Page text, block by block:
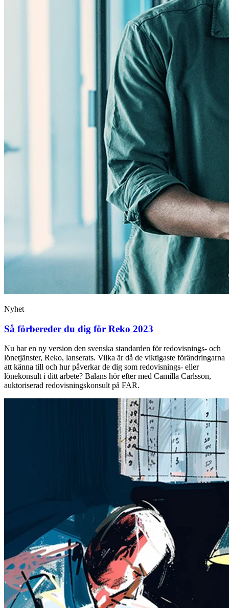
Nyhet
Så förbereder du dig för Reko 2023
Nu har en ny version den svenska standarden för redovisnings- och
lönetjänster, Reko, lanserats. Vilka är då de viktigaste förändringarna
att känna till och hur påverkar de dig som redovisnings- eller
lönekonsult i ditt arbete? Balans hör efter med Camilla Carlsson,
auktoriserad redovisningskonsult på FAR.